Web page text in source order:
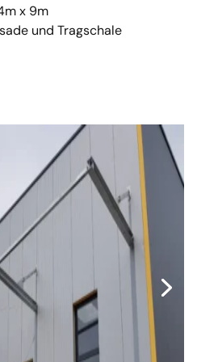
x 9m
und Tragschale